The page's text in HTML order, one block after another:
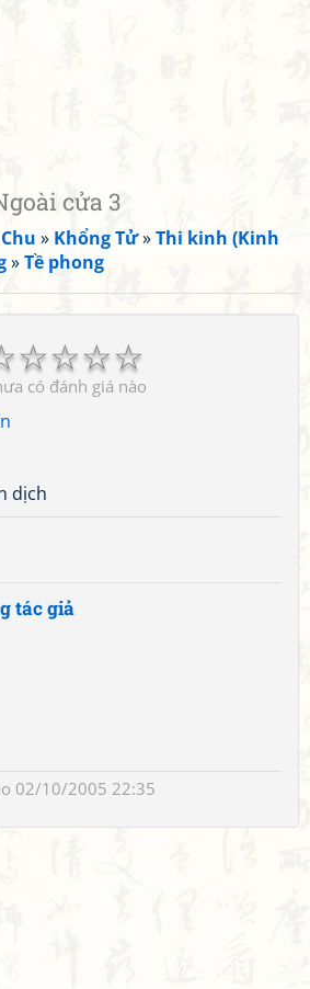
cửa 3
Chu » Khổng Tử»Thi kinh (Kinh
»Tề phong
☆
☆
☆
☆
có đánh giá nào
dịch
tác giả
02/10/2005 22:35